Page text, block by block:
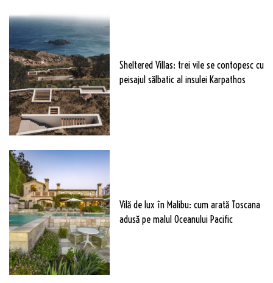
Sheltered Villas: trei vile se contopesc cu
peisajul sălbatic al insulei Karpathos
Vilă de lux în Malibu: cum arată Toscana
adusă pe malul Oceanului Pacific